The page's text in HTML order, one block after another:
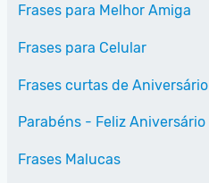
Frases para Melhor Amiga
Frases para Celular
Frases curtas de Aniversário
Parabéns - Feliz Aniversário
Frases Malucas